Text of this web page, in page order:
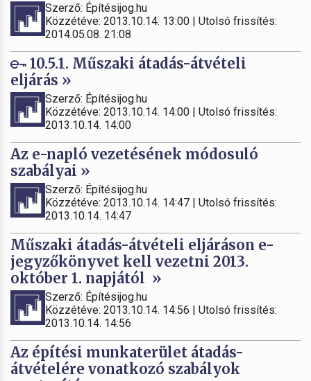
Szerző: Építésijog.hu
Közzétéve: 2013.10.14. 13:00 | Utolsó frissítés:
2014.05.08. 21:08
10.5.1. Műszaki átadás-átvételi
eljárás »
Szerző: Építésijog.hu
Közzétéve: 2013.10.14. 14:00 | Utolsó frissítés:
2013.10.14. 14:00
Az e-napló vezetésének módosuló
szabályai »
Szerző: Építésijog.hu
Közzétéve: 2013.10.14. 14:47 | Utolsó frissítés:
2013.10.14. 14:47
Műszaki átadás-átvételi eljáráson e-
jegyzőkönyvet kell vezetni 2013.
október 1. napjától »
Szerző: Építésijog.hu
Közzétéve: 2013.10.14. 14:56 | Utolsó frissítés:
2013.10.14. 14:56
Az építési munkaterület átadás-
átvételére vonatkozó szabályok